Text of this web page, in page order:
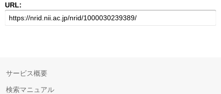
URL:
サービス概要
検索マニュアル